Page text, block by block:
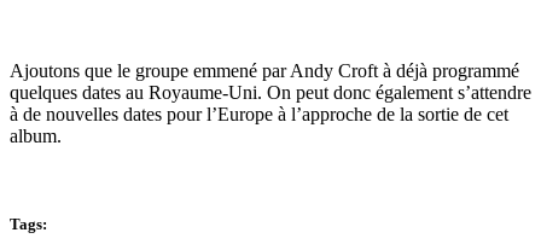
Ajoutons que le groupe emmené par Andy Croft à déjà programmé
quelques dates au Royaume-Uni. On peut donc également s’attendre
à de nouvelles dates pour l’Europe à l’approche de la sortie de cet
album.
Tags: